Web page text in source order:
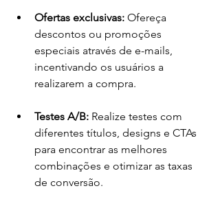
Ofertas exclusivas: Ofereça
descontos ou promoções
especiais através de e-mails,
incentivando os usuários a
realizarem a compra.
Testes A/B: Realize testes com
diferentes títulos, designs e CTAs
para encontrar as melhores
combinações e otimizar as taxas
de conversão.